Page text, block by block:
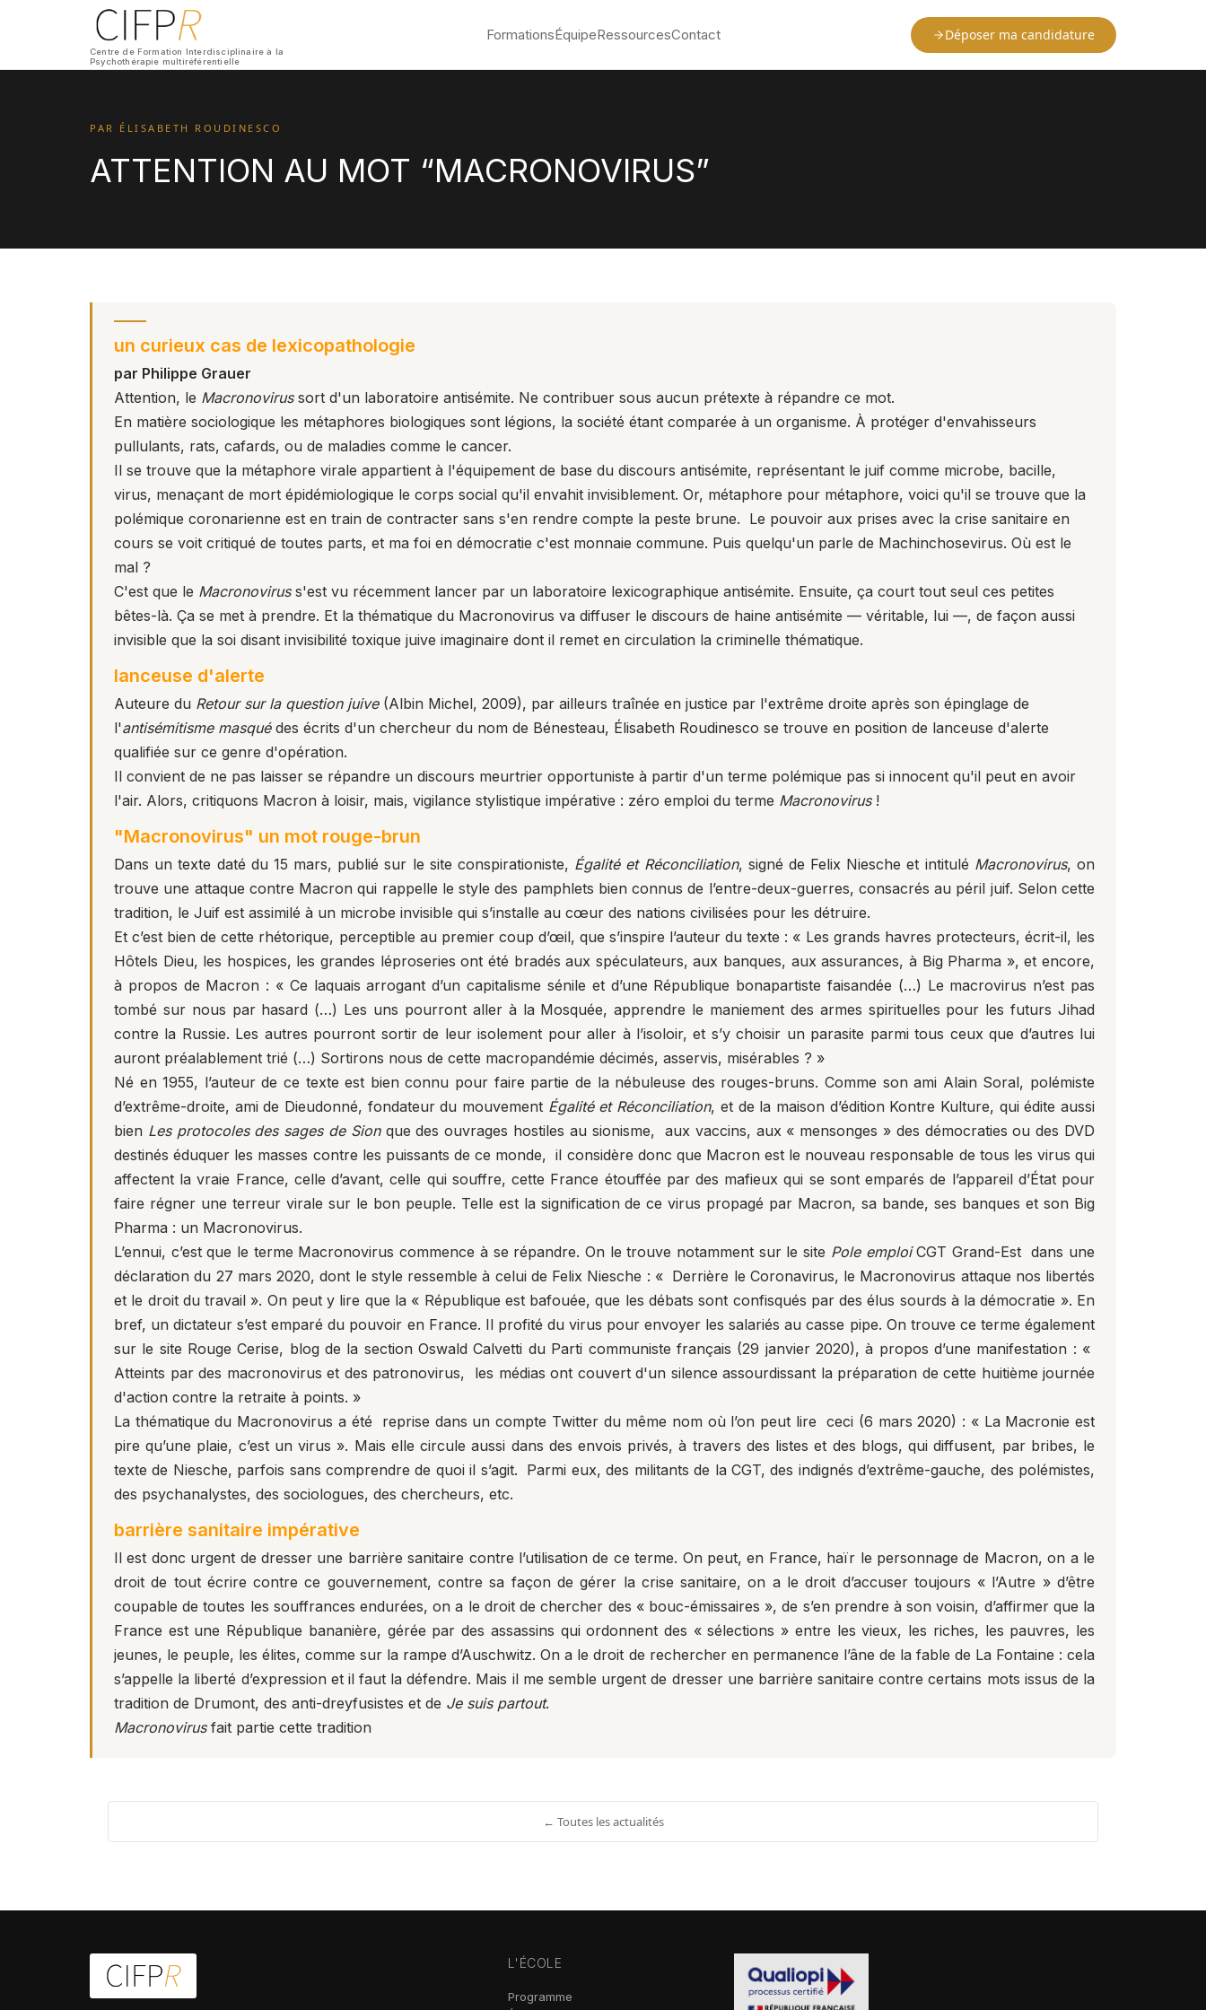
Centre de Formation Interdisciplinaire à la
Psychothérapie multiréférentielle
FormationsÉquipeRessourcesContact Déposer ma candidature
PAR ÉLISABETH ROUDINESCO
ATTENTION AU MOT “MACRONOVIRUS”
un curieux cas de lexicopathologie
par Philippe Grauer
Attention, le Macronovirussort d'un laboratoire antisémite. Ne contribuer sous aucun prétexte à répandre ce mot.
En matière sociologique les métaphores biologiques sont légions, la société étant comparée à un organisme. À protéger d'envahisseurs
pullulants, rats, cafards, ou de maladies comme le cancer.
Il se trouve que la métaphore virale appartient à l'équipement de base du discours antisémite, représentant le juif comme microbe, bacille,
virus, menaçant de mort épidémiologique le corps social qu'il envahit invisiblement. Or, métaphore pour métaphore, voici qu'il se trouve que la
polémique coronarienne est en train de contracter sans s'en rendre compte la peste brune. Le pouvoir aux prises avec la crise sanitaire en
cours se voit critiqué de toutes parts, et ma foi en démocratie c'est monnaie commune. Puis quelqu'un parle de Machinchosevirus. Où est le
mal ?
C'est que le Macronoviruss'est vu récemment lancer par un laboratoire lexicographique antisémite. Ensuite, ça court tout seul ces petites
bêtes-là. Ça se met à prendre. Et la thématique du Macronovirus va diffuser le discours de haine antisémite — véritable, lui —, de façon aussi
invisible que la soi disant invisibilité toxique juive imaginaire dont il remet en circulation la criminelle thématique.
lanceuse d'alerte
Auteure du Retour sur la question juive(Albin Michel, 2009), par ailleurs traînée en justice par l'extrême droite après son épinglage de
l'antisémitisme masquédes écrits d'un chercheur du nom de Bénesteau, Élisabeth Roudinesco se trouve en position de lanceuse d'alerte
qualifiée sur ce genre d'opération.
Il convient de ne pas laisser se répandre un discours meurtrier opportuniste à partir d'un terme polémique pas si innocent qu'il peut en avoir
l'air. Alors, critiquons Macron à loisir, mais, vigilance stylistique impérative : zéro emploi du terme Macronovirus!
"Macronovirus" un mot rouge-brun
Dans un texte daté du 15 mars, publié sur le site conspirationiste, Égalité et Réconciliation, signé de Felix Niesche et intitulé Macronovirus, on
trouve une attaque contre Macron qui rappelle le style des pamphlets bien connus de l’entre-deux-guerres, consacrés au péril juif. Selon cette
tradition, le Juif est assimilé à un microbe invisible qui s’installe au cœur des nations civilisées pour les détruire.
Et c’est bien de cette rhétorique, perceptible au premier coup d’œil, que s’inspire l’auteur du texte : « Les grands havres protecteurs, écrit-il, les
Hôtels Dieu, les hospices, les grandes léproseries ont été bradés aux spéculateurs, aux banques, aux assurances, à Big Pharma », et encore,
à propos de Macron : « Ce laquais arrogant d’un capitalisme sénile et d’une République bonapartiste faisandée (…) Le macrovirus n’est pas
tombé sur nous par hasard (…) Les uns pourront aller à la Mosquée, apprendre le maniement des armes spirituelles pour les futurs Jihad
contre la Russie. Les autres pourront sortir de leur isolement pour aller à l’isoloir, et s’y choisir un parasite parmi tous ceux que d’autres lui
auront préalablement trié (…) Sortirons nous de cette macropandémie décimés, asservis, misérables ? »
Né en 1955, l’auteur de ce texte est bien connu pour faire partie de la nébuleuse des rouges-bruns. Comme son ami Alain Soral, polémiste
d’extrême-droite, ami de Dieudonné, fondateur du mouvement Égalité et Réconciliation, et de la maison d’édition Kontre Kulture, qui édite aussi
bien Les protocoles des sages de Sion que des ouvrages hostiles au sionisme, aux vaccins, aux « mensonges » des démocraties ou des DVD
destinés éduquer les masses contre les puissants de ce monde, il considère donc que Macron est le nouveau responsable de tous les virus qui
affectent la vraie France, celle d’avant, celle qui souffre, cette France étouffée par des mafieux qui se sont emparés de l’appareil d’État pour
faire régner une terreur virale sur le bon peuple. Telle est la signification de ce virus propagé par Macron, sa bande, ses banques et son Big
Pharma : un Macronovirus.
L’ennui, c’est que le terme Macronovirus commence à se répandre. On le trouve notamment sur le site Pole emploiCGT Grand-Est dans une
déclaration du 27 mars 2020, dont le style ressemble à celui de Felix Niesche : « Derrière le Coronavirus, le Macronovirus attaque nos libertés
et le droit du travail ». On peut y lire que la « République est bafouée, que les débats sont confisqués par des élus sourds à la démocratie ». En
bref, un dictateur s’est emparé du pouvoir en France. Il profité du virus pour envoyer les salariés au casse pipe. On trouve ce terme également
sur le site Rouge Cerise, blog de la section Oswald Calvetti du Parti communiste français (29 janvier 2020), à propos d’une manifestation : «
Atteints par des macronovirus et des patronovirus, les médias ont couvert d'un silence assourdissant la préparation de cette huitième journée
d'action contre la retraite à points. »
La thématique du Macronovirus a été reprise dans un compte Twitter du même nom où l’on peut lire ceci (6 mars 2020) : « La Macronie est
pire qu’une plaie, c’est un virus ». Mais elle circule aussi dans des envois privés, à travers des listes et des blogs, qui diffusent, par bribes, le
texte de Niesche, parfois sans comprendre de quoi il s’agit. Parmi eux, des militants de la CGT, des indignés d’extrême-gauche, des polémistes,
des psychanalystes, des sociologues, des chercheurs, etc.
barrière sanitaire impérative
Il est donc urgent de dresser une barrière sanitaire contre l’utilisation de ce terme. On peut, en France, haïr le personnage de Macron, on a le
droit de tout écrire contre ce gouvernement, contre sa façon de gérer la crise sanitaire, on a le droit d’accuser toujours « l’Autre » d’être
coupable de toutes les souffrances endurées, on a le droit de chercher des « bouc-émissaires », de s’en prendre à son voisin, d’affirmer que la
France est une République bananière, gérée par des assassins qui ordonnent des « sélections » entre les vieux, les riches, les pauvres, les
jeunes, le peuple, les élites, comme sur la rampe d’Auschwitz. On a le droit de rechercher en permanence l’âne de la fable de La Fontaine : cela
s’appelle la liberté d’expression et il faut la défendre. Mais il me semble urgent de dresser une barrière sanitaire contre certains mots issus de la
tradition de Drumont, des anti-dreyfusistes et de Je suis partout.
Macronovirusfait partie cette tradition
← Toutes les actualités
L'ÉCOLE
Programme